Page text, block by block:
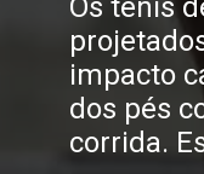
Os tênis
impacto
dos pés
corrida.